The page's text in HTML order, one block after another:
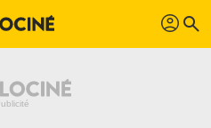
profil search